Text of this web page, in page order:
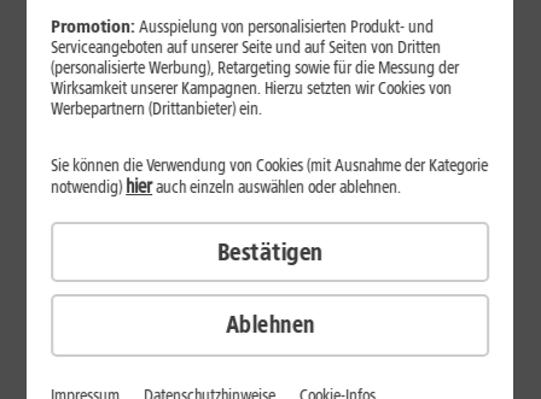
ab 29,99
€/Monat*
Verfügbarkeit prüfen
Promotion:Ausspielung von personalisierten Produkt- und
Serviceangeboten auf unserer Seite und auf Seiten von Dritten
(personalisierte Werbung), Retargeting sowie für die Messung der
Wirksamkeit unserer Kampagnen. Hierzu setzten wir Cookies von
Werbepartnern (Drittanbieter) ein.
Ablehnen
Sie können die Verwendung von Cookies (mit Ausnahme der Kategorie
notwendig)hierauch einzeln auswählen oder ablehnen.
Bestätigen